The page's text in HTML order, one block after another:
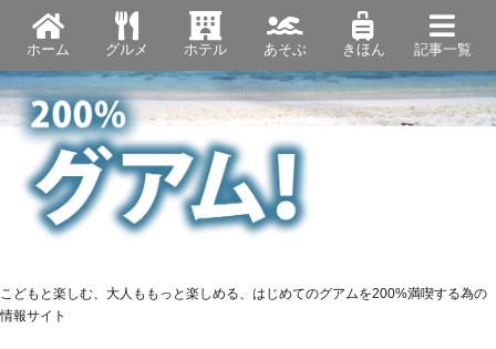
ホーム グルメ ホテル あそぶ きほん 記事一覧
こどもと楽しむ、大人ももっと楽しめる、はじめてのグアムを200%満喫する為の
情報サイト